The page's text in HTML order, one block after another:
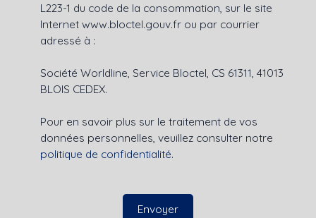
L223-1 du code de la consommation, sur le site
Internet www.bloctel.gouv.fr ou par courrier
adressé à :
Société Worldline, Service Bloctel, CS 61311, 41013
BLOIS CEDEX.
Pour en savoir plus sur le traitement de vos
données personnelles, veuillez consulter notre
politique de confidentialité.
Envoyer